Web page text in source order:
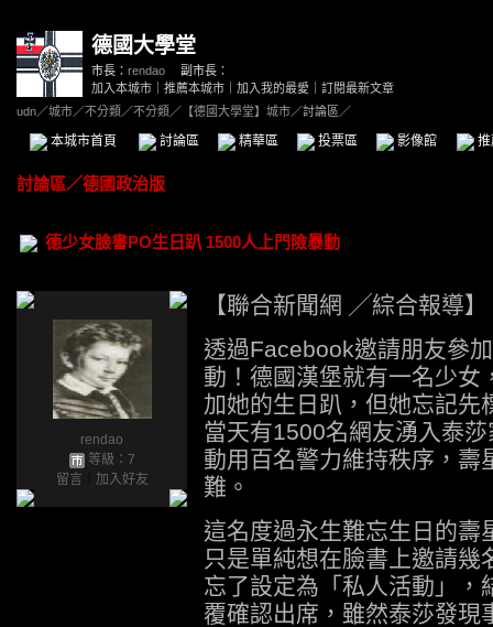
德國大學堂
市長： rendao
副市長：
加入本城市
推薦本城市 加入我的最愛
訂閱最新文章
udn／城市／不分類 ／不分類 ／ 【德國大學堂】城市／討論區／
本城市首頁 討論區 精華區 投票區 影像館
討論區／德國政治版
德少女臉書PO生日趴 1500人上門險暴動
rendao
等級：7
留言
加入好友
【聯合新聞網 ╱綜合報導】
透過Facebook邀請朋友參
動！德國漢堡就有一名少女
加她的生日趴，但她忘記先
當天有1500名網友湧入泰
動用百名警力維持秩序，壽
難。
這名度過永生難忘生日的
只是單純想在臉書上邀請
忘了設定為「私人活動」，
覆確認出席，雖然泰莎發現